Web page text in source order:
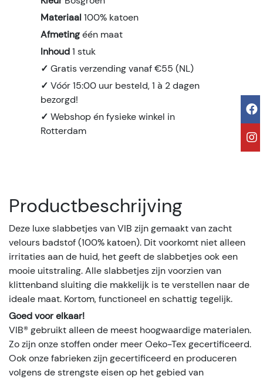
Materiaal100% katoen
Afmetingéén maat
Inhoud1 stuk
✓Gratis verzending vanaf €55 (NL)
✓Vóór 15:00 uur besteld, 1 à 2 dagen
bezorgd!
✓Webshop én fysieke winkel in
Rotterdam
Productbeschrijving
Deze luxe slabbetjes van VIB zijn gemaakt van zacht
velours badstof (100% katoen). Dit voorkomt niet alleen
irritaties aan de huid, het geeft de slabbetjes ook een
mooie uitstraling. Alle slabbetjes zijn voorzien van
klittenband sluiting die makkelijk is te verstellen naar de
ideale maat. Kortom, functioneel en schattig tegelijk.
Goed voor elkaar!
VIB® gebruikt alleen de meest hoogwaardige materialen.
Zo zijn onze stoffen onder meer Oeko-Tex gecertificeerd.
Ook onze fabrieken zijn gecertificeerd en produceren
volgens de strengste eisen op het gebied van